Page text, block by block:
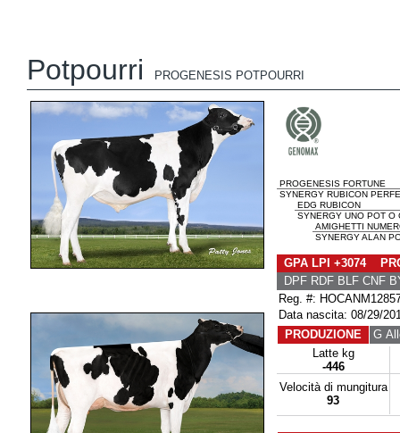
Potpourri PROGENESIS POTPOURRI
PROGENESIS FORTUNE
SYNERGY RUBICON
EDG RUBICON
SYNERGY UNO POT O
AMIGHETTI
SYNERGY ALAN
GPA LPI +3074
DPF RDF BLF CNF
Reg. #:
Data nascita: 08/29/
PRODUZIONE
G
Latte kg
-446
Velocità di mungitura
93